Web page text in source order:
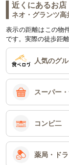
近くにあるお店
ネオ・グランツ高
表示の距離はこの物
です。実際の徒歩距
人気のグ
スーパー
コンビ二
薬局・ド